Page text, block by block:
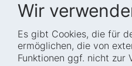
Wir
Es gibt Cookies, die für
ermöglichen, die von
Funktionen ggf. nicht zur